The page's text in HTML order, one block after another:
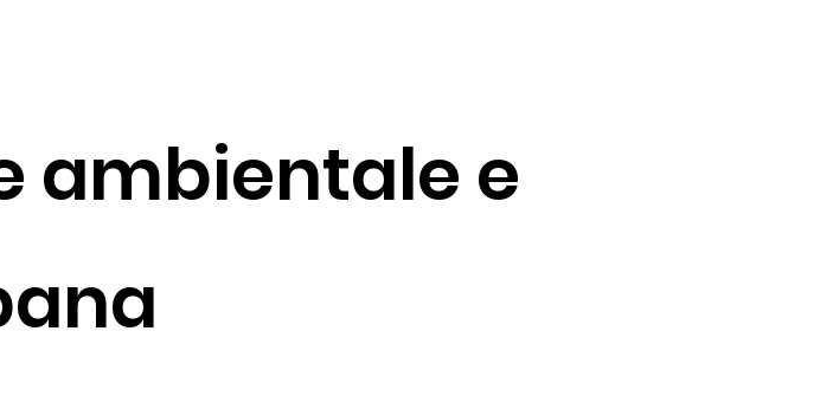
ambientale e